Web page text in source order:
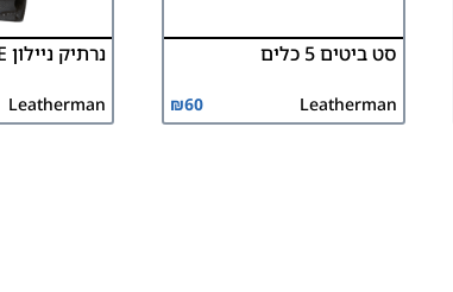
סט ביטים 5 כלים
Leatherman
₪60
נרתיק ניילון LARGE ארוך
Leatherman